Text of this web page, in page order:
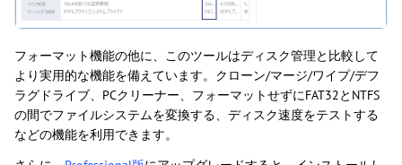
フォーマット機能の他に、このツールはディスク管理と比較して
より実用的な機能を備えています。クローン/マージ/ワイプ/デフ
ラグドライブ、PCクリーナー、フォーマットせずにFAT32とNTFS
の間でファイルシステムを変換する、ディスク速度をテストする
などの機能を利用できます。